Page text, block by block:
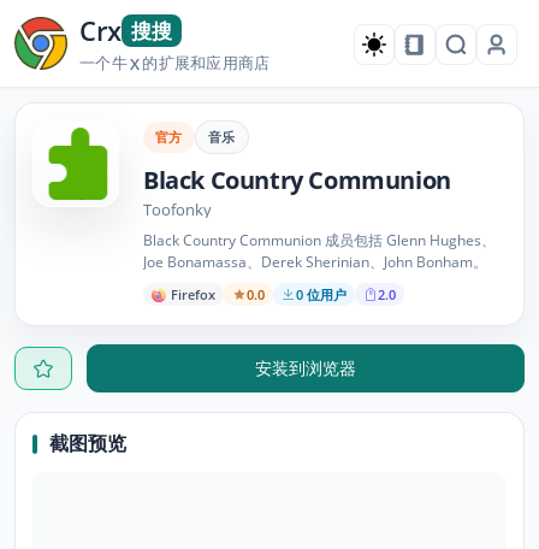
Crx 搜搜
一个牛X的扩展和应用商店
官方 音乐
Black Country Communion
Toofonky
Black Country Communion 成员包括 Glenn Hughes、
Joe Bonamassa、Derek Sherinian、John Bonham。
Firefox 0.0 0 位用户 2.0
安装到浏览器
截图预览